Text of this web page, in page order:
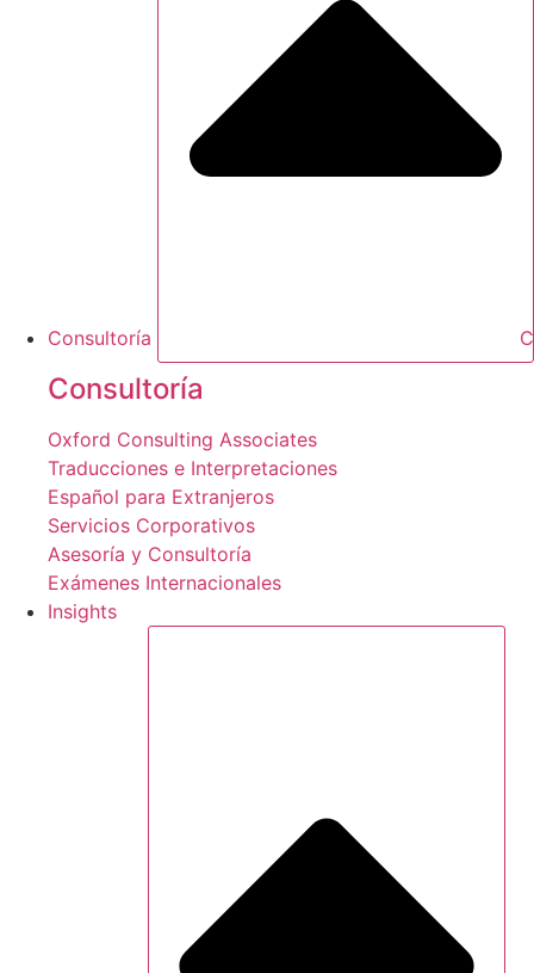
Consultoría
Consultoría
Oxford Consulting Associates
Traducciones e Interpretaciones
Español para Extranjeros
Servicios Corporativos
Asesoría y Consultoría
Exámenes Internacionales
Insights